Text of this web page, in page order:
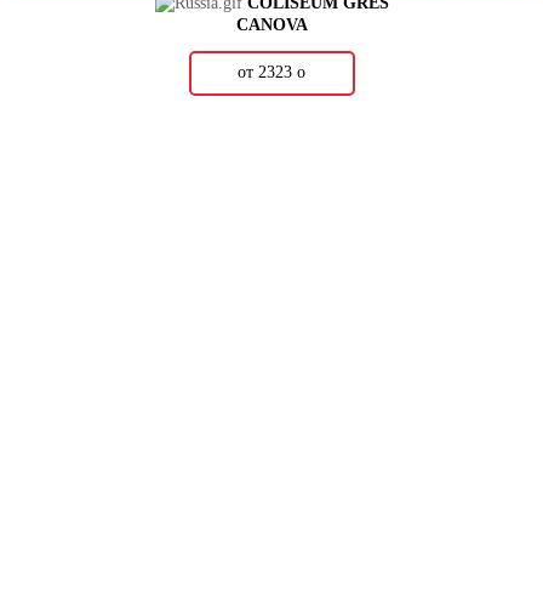
CANOVA
от 2323 о